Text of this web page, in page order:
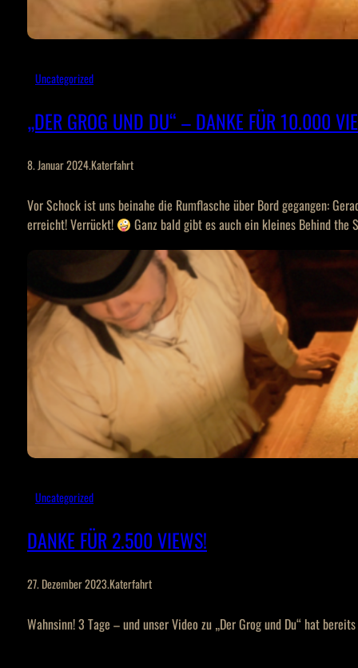
Uncategorized
„DER GROG UND DU“ – DANKE FÜR 10.000
8. Januar 2024.Katerfahrt
Vor Schock ist uns beinahe die Rumflasche über Bord gegangen:
erreicht! Verrückt!
Ganz bald gibt es auch ein kleines Behind
Uncategorized
DANKE FÜR 2.500 VIEWS!
27. Dezember 2023.Katerfahrt
Wahnsinn! 3 Tage – und unser Video zu „Der Grog und Du“ hat